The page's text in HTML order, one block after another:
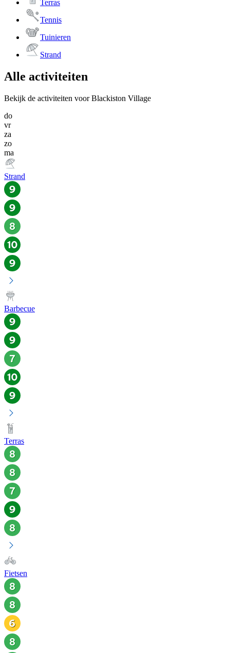
Terras
Tennis
Tuinieren
Strand
Alle activiteiten
Bekijk de activiteiten voor Blackiston Village
do
vr
za
zo
ma
Strand
Barbecue
Terras
Fietsen